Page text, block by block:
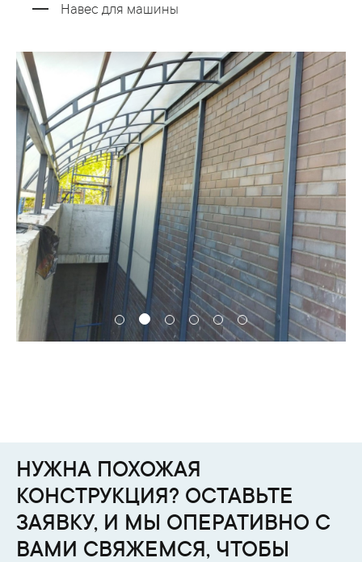
Навес для машины
НУЖНА ПОХОЖАЯ
КОНСТРУКЦИЯ? ОСТАВЬТЕ
ЗАЯВКУ, И МЫ ОПЕРАТИВНО С
ВАМИ СВЯЖЕМСЯ, ЧТОБЫ